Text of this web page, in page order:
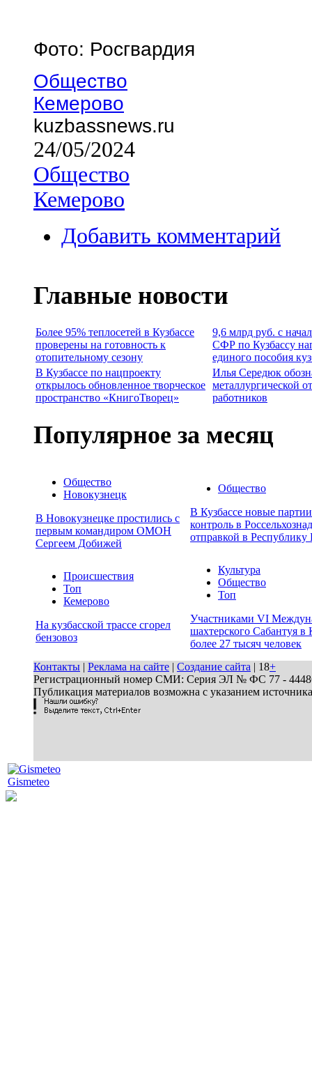
Фото: Росгвардия
Общество
Кемерово
kuzbassnews.ru
24/05/2024
Общество
Кемерово
Добавить комментарий
Главные новости
Более 95% теплосетей в Кузбассе
проверены на готовность к
отопительному сезону
9,6 млрд руб. с
СФР по Кузбассу
единого пособия
В Кузбассе по нацпроекту
открылось обновленное творческое
пространство «КнигоТворец»
Илья Середюк
металлургической
работников
Популярное за месяц
Общество
Новокузнецк
В Новокузнецке простились с
первым командиром ОМОН
Сергеем Добижей
Общество
В Кузбассе новые
контроль в
отправкой в Республику
Происшествия
Топ
Кемерово
На кузбасской трассе сгорел
бензовоз
Культура
Общество
Топ
Участниками VI
шахтерского Сабантуя в
более 27 тысяч человек
Контакты | Реклама на сайте | Создание сайта | 18+
Регистрационный номер СМИ: Серия ЭЛ № ФС 77 - 44486
Публикация материалов возможна с указанием
Gismeteo